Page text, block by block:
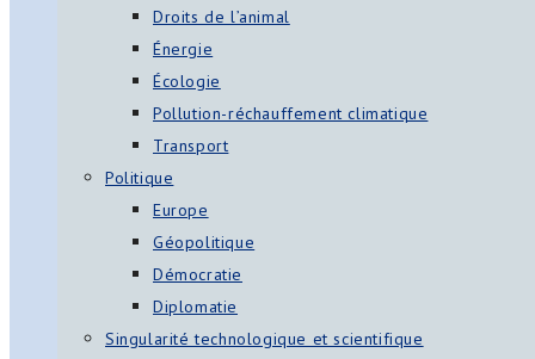
Droits de l’animal
Énergie
Écologie
Pollution-réchauffement climatique
Transport
Politique
Europe
Géopolitique
Démocratie
Diplomatie
Singularité technologique et scientifique